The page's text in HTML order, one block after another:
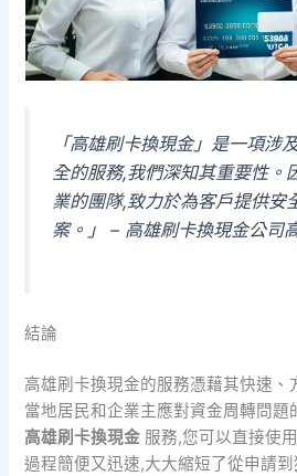
「高雄刷卡換現金」是一項涉
全的服務,我們深知其重要性。
業的團隊,致力於為客戶提供安
案。」 – 高雄刷卡換現金公司
結論
高雄刷卡換現金的服務憑藉其快速、
當地居民和企業主應對資金周轉問題
高雄刷卡換現金 服務,您可以直接使
過程簡便又迅速,大大縮短了從申請